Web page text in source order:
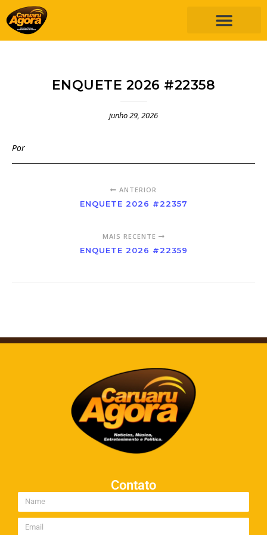
ENQUETE 2026 #22358
junho 29, 2026
Por
ANTERIOR
ENQUETE 2026 #22357
MAIS RECENTE
ENQUETE 2026 #22359
Contato